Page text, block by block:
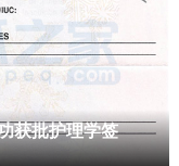
获批护理学签